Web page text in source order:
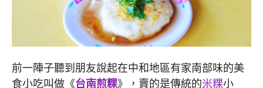
前一陣子聽到朋友說起在中和地區有家南部味的美
食小吃叫做《台南煎粿》，賣的是傳統的米粿小